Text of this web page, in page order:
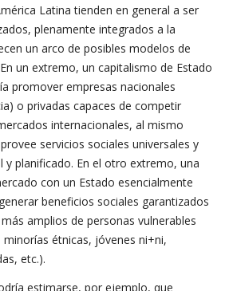
Latina tienden en general a ser
plenamente integrados a la
un arco de posibles modelos de
un extremo, un capitalismo de Estado
promover empresas nacionales
o privadas capaces de competir
internacionales, al mismo
servicios sociales universales y
y planificado. En el otro extremo, una
con un Estado esencialmente
beneficios sociales garantizados
amplios de personas vulnerables
étnicas, jóvenes ni+ni,
etc.).
estimarse, por ejemplo, que